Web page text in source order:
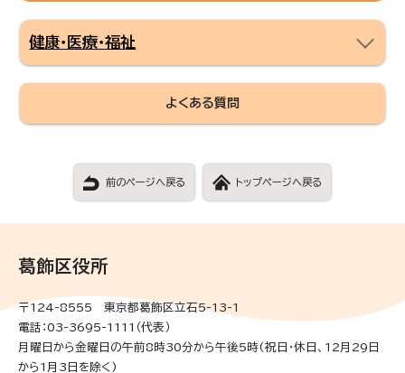
健康・医療・福祉
よくある質問
前のページへ戻る トップページへ戻る
葛飾区役所
〒124-8555 東京都葛飾区立石5-13-1
電話：03-3695-1111（代表）
月曜日から金曜日の午前8時30分から午後5時(祝日・休日、12月29日
から1月3日を除く)